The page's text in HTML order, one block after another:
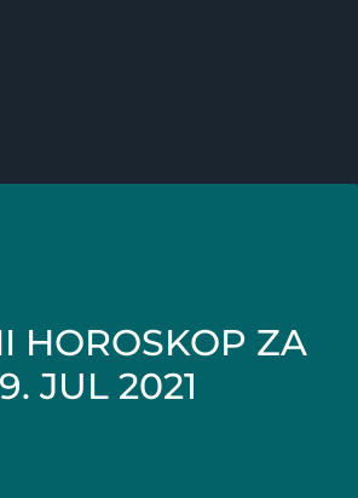
HOROSKOP ZA
JUL 2021